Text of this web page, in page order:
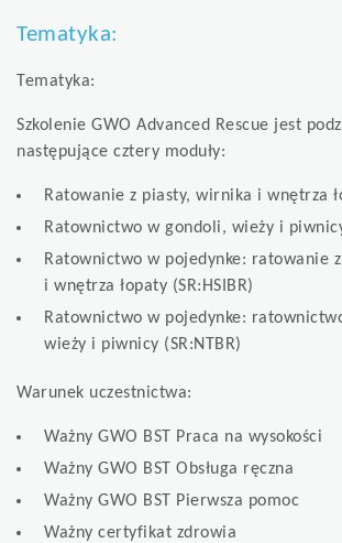
Tematyka:
Tematyka:
Szkolenie GWO Advanced Rescue jest
następujące cztery moduły:
Ratowanie z piasty, wirnika i wnętrza
Ratownictwo w gondoli, wieży i
Ratownictwo w pojedynke: ratowanie
i wnętrza łopaty (SR:HSIBR)
Ratownictwo w pojedynke:
wieży i piwnicy (SR:NTBR)
Warunek uczestnictwa:
Ważny GWO BST Praca na wysokości
Ważny GWO BST Obsługa ręczna
Ważny GWO BST Pierwsza pomoc
Ważny certyfikat zdrowia